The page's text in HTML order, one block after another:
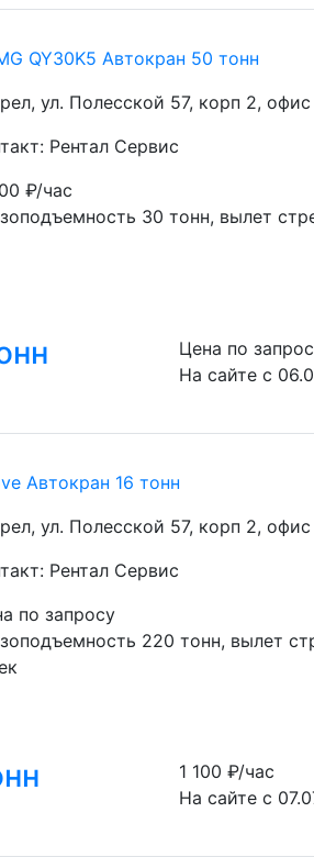
QY30K5 Автокран 50 тонн
ул. Полесской 57, корп 2,
Рентал Сервис
₽/час
30 тонн, вылет
Цена по
На сайте с
Автокран 16 тонн
ул. Полесской 57, корп 2,
Рентал Сервис
по запросу
220 тонн, вылет
1 100₽/час
На сайте с